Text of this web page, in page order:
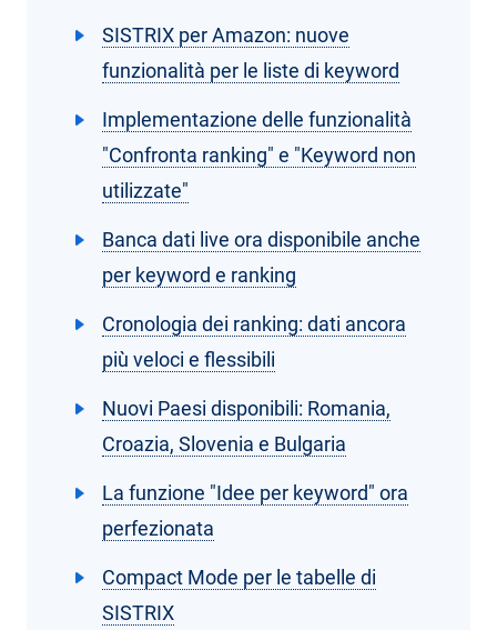
SISTRIX per Amazon: nuove
funzionalità per le liste di keyword
Implementazione delle funzionalità
"Confronta ranking" e "Keyword non
utilizzate"
Banca dati live ora disponibile anche
per keyword e ranking
Cronologia dei ranking: dati ancora
più veloci e flessibili
Nuovi Paesi disponibili: Romania,
Croazia, Slovenia e Bulgaria
La funzione "Idee per keyword" ora
perfezionata
Compact Mode per le tabelle di
SISTRIX